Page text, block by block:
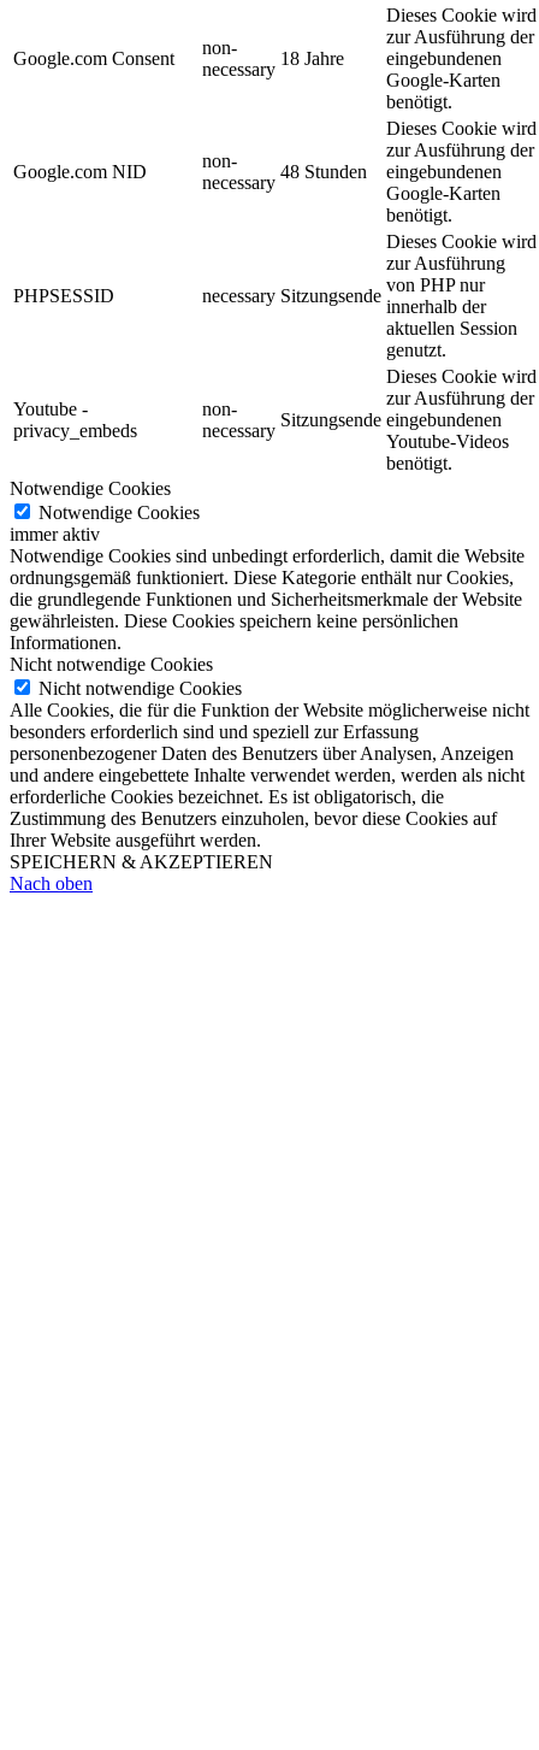
Google.com Consent
non-
necessary
18 Jahre
Dieses Cookie wird
zur Ausführung der
eingebundenen
Google-Karten
benötigt.
Google.com NID
non-
necessary
48 Stunden
Dieses Cookie wird
zur Ausführung der
eingebundenen
Google-Karten
benötigt.
PHPSESSID necessary Sitzungsende
Dieses Cookie wird
zur Ausführung
von PHP nur
innerhalb der
aktuellen Session
genutzt.
Youtube -
privacy_embeds
non-
necessary
Sitzungsende
Dieses Cookie wird
zur Ausführung der
eingebundenen
Youtube-Videos
benötigt.
Notwendige Cookies
Notwendige Cookies
immer aktiv
Notwendige Cookies sind unbedingt erforderlich, damit die Website
ordnungsgemäß funktioniert. Diese Kategorie enthält nur Cookies,
die grundlegende Funktionen und Sicherheitsmerkmale der Website
gewährleisten. Diese Cookies speichern keine persönlichen
Informationen.
Nicht notwendige Cookies
Nicht notwendige Cookies
Alle Cookies, die für die Funktion der Website möglicherweise nicht
besonders erforderlich sind und speziell zur Erfassung
personenbezogener Daten des Benutzers über Analysen, Anzeigen
und andere eingebettete Inhalte verwendet werden, werden als nicht
erforderliche Cookies bezeichnet. Es ist obligatorisch, die
Zustimmung des Benutzers einzuholen, bevor diese Cookies auf
Ihrer Website ausgeführt werden.
SPEICHERN & AKZEPTIEREN
Nach oben